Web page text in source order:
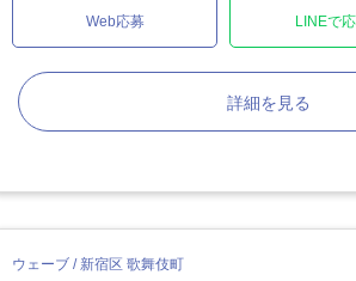
Web応募 LINEで
詳細を見る
ウェーブ / 新宿区 歌舞伎町